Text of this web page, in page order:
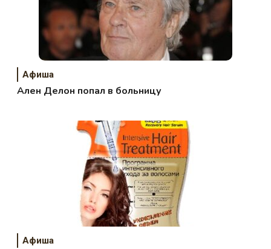
Афиша
Ален Делон попал в больницу
Афиша